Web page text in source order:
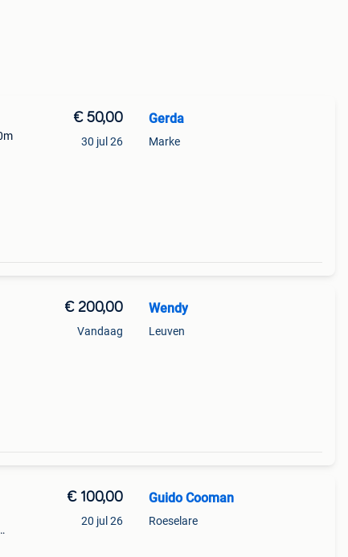
€ 50,00
30 jul 26
Gerda
Marke
€ 200,00
Vandaag
Wendy
Leuven
€ 100,00
20 jul 26
Guido Cooman
Roeselare